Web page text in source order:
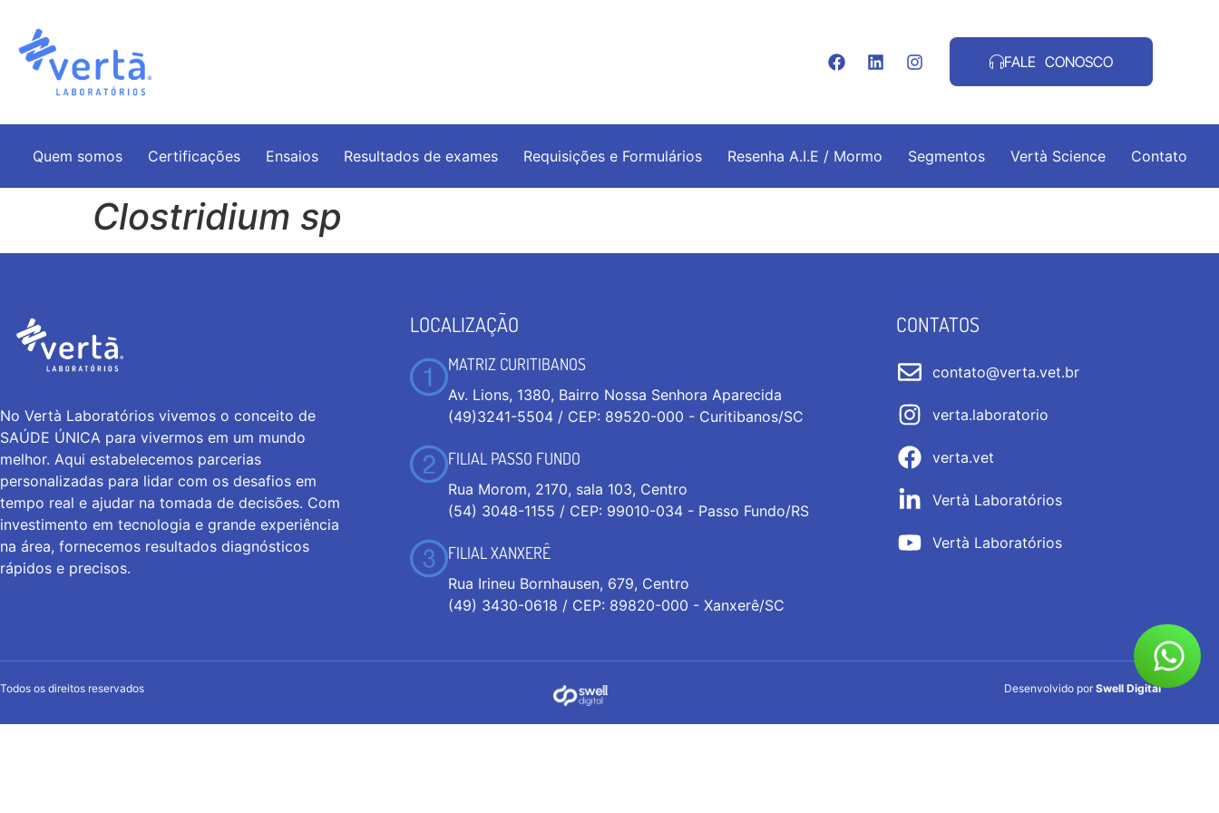
FALE CONOSCO
Quem somos Certificações Ensaios Resultados de exames Requisições e Formulários Resenha A.I.E / Mormo Segmentos Vertà Science Contato
Clostridium sp
No Vertà Laboratórios vivemos o conceito de
SAÚDE ÚNICA para vivermos em um mundo
melhor. Aqui estabelecemos parcerias
personalizadas para lidar com os desafios em
tempo real e ajudar na tomada de decisões. Com
investimento em tecnologia e grande experiência
na área, fornecemos resultados diagnósticos
rápidos e precisos.
LOCALIZAÇÃO
MATRIZ CURITIBANOS
Av. Lions, 1380, Bairro Nossa Senhora Aparecida
(49)3241-5504 / CEP: 89520-000 - Curitibanos/SC
FILIAL PASSO FUNDO
Rua Morom, 2170, sala 103, Centro
(54) 3048-1155 / CEP: 99010-034 - Passo Fundo/RS
FILIAL XANXERÊ
Rua Irineu Bornhausen, 679, Centro
(49) 3430-0618 / CEP: 89820-000 - Xanxerê/SC
CONTATOS
contato@verta.vet.br
verta.laboratorio
verta.vet
Vertà Laboratórios
Vertà Laboratórios
Todos os direitos reservados Desenvolvido por Swell Digital